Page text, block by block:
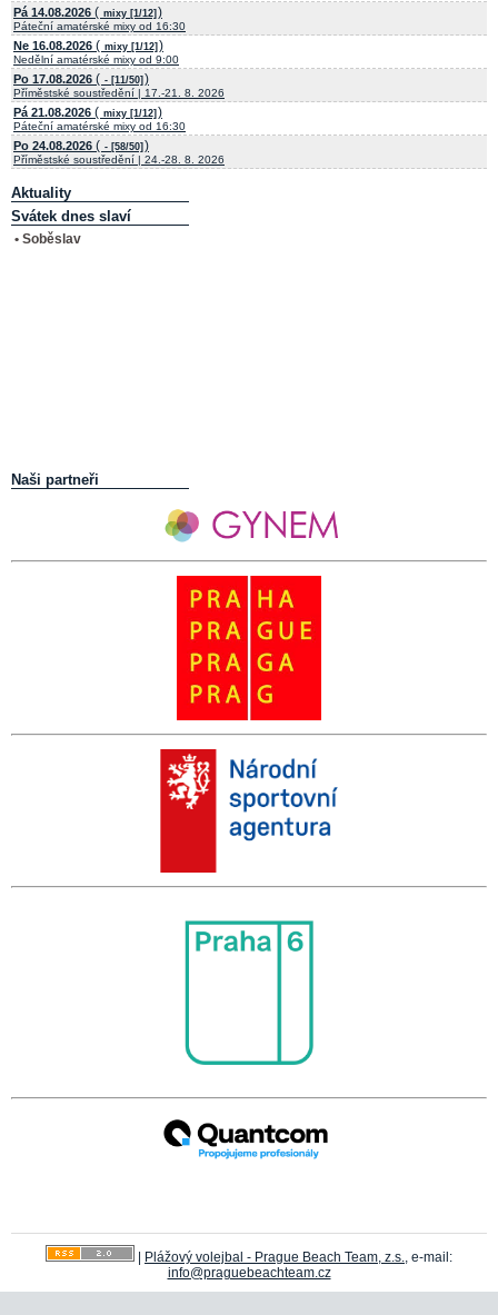
Pá 14.08.2026 ( mixy [1/12] )
Páteční amatérské mixy od 16:30
Ne 16.08.2026 ( mixy [1/12] )
Nedělní amatérské mixy od 9:00
Po 17.08.2026 ( - [11/50] )
Příměstské soustředění | 17.-21. 8. 2026
Pá 21.08.2026 ( mixy [1/12] )
Páteční amatérské mixy od 16:30
Po 24.08.2026 ( - [58/50] )
Příměstské soustředění | 24.-28. 8. 2026
Aktuality
Svátek dnes slaví
• Soběslav
Naši partneři
Plážový volejbal - Prague Beach Team, z.s., e-mail:
info@praguebeachteam.cz